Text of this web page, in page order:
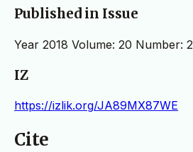
Published in Issue
Year 2018 Volume: 20 Number: 2
IZ
https://izlik.org/JA89MX87WE
Cite